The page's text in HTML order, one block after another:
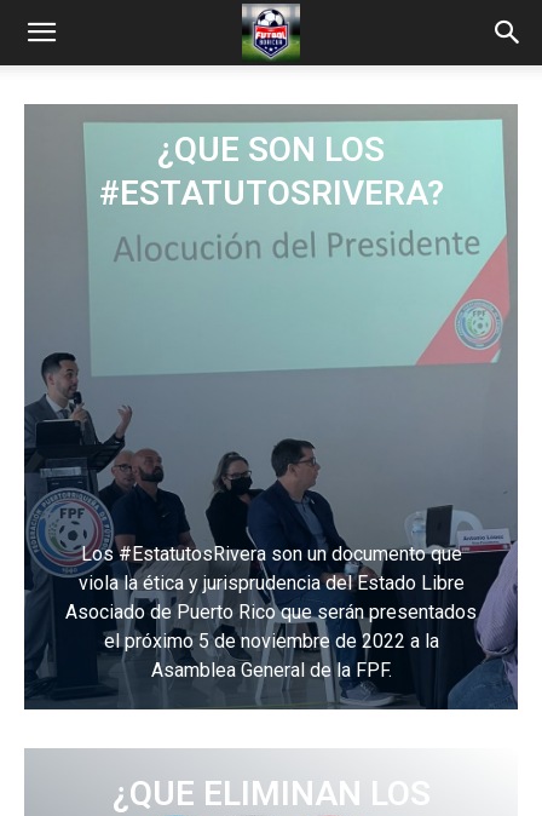
¿QUE SON LOS
#ESTATUTOSRIVERA?
Los #EstatutosRivera son un documento que
viola la ética y jurisprudencia del Estado Libre
Asociado de Puerto Rico que serán presentados
el próximo 5 de noviembre de 2022 a la
Asamblea General de la FPF.
¿QUE ELIMINAN LOS